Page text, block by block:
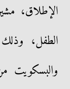
الإطلاق،
الطفل،
والبسكويت